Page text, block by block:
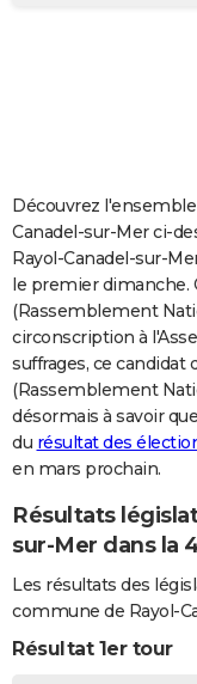
Carte de Noël
Carte Bonne année
Carte Saint-Valentin
Carte Pâques
Carte d'anniversaire
DICTIONNAIRE
Dictionnaire
Biographies
Citations
Expressions
Proverbes
PROGRAMME TV
COPAINS D'AVANT
S'inscrire
Se connecter
Lycées
Collèges
Primaires
Universités
Entreprises
Service militaire
Avis de recherche
AVIS DE DÉCÈS
FORUM
Découvrez
Canadel-sur-Mer ci-
Rayol-Canadel-sur-
le premier dimanche.
(Rassemblement
circonscription à
suffrages, ce
(Rassemblement
désormais à savoir
du résultat des
en mars prochain.
Résultats
sur-Mer dans la
Les résultats des
commune de Rayol-
Résultat 1er tour